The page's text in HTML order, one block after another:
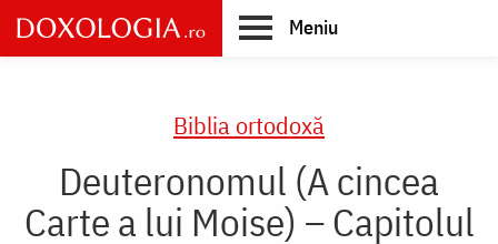
Skip
to
main
Meniu
Biblia ortodoxă
Deuteronomul (A cincea
Carte a lui Moise) – Capitolul